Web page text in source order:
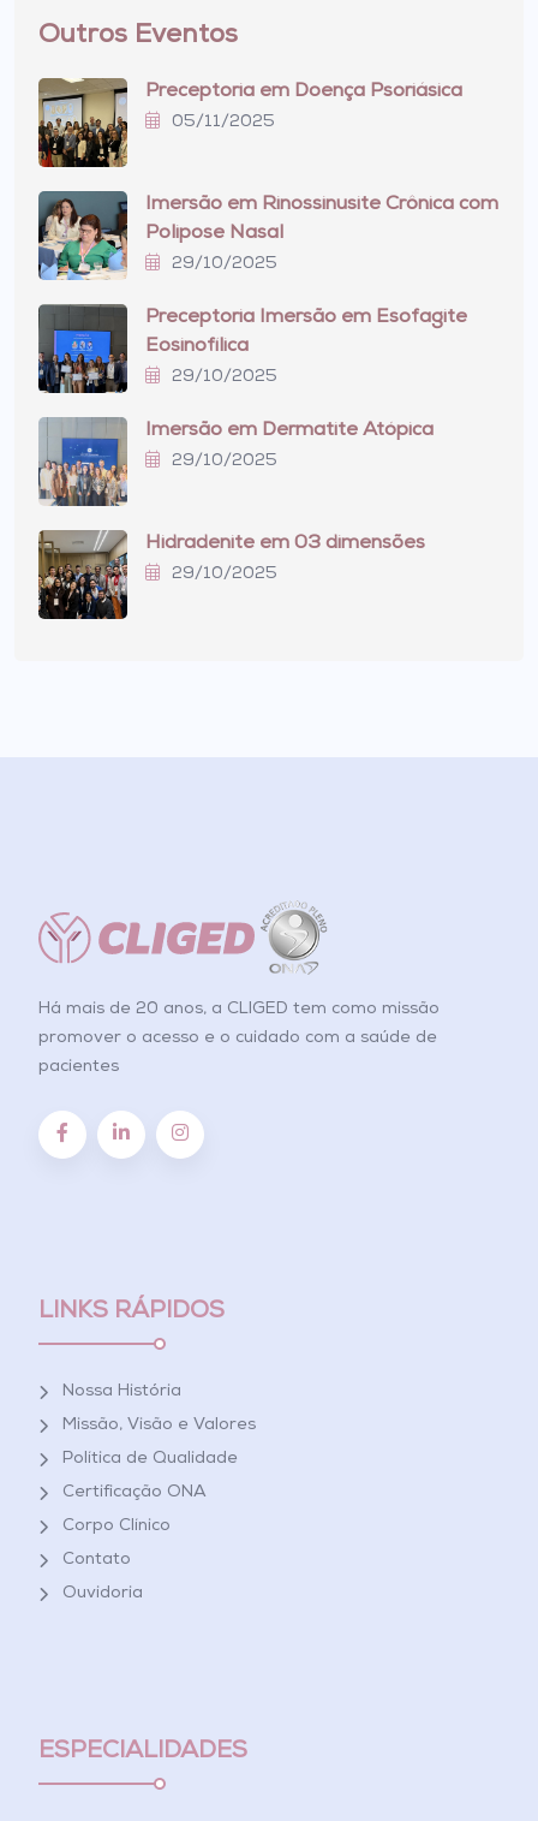
Outros Eventos
Preceptoria em Doença Psoriásica
05/11/2025
Imersão em Rinossinusite Crônica com
Polipose Nasal
29/10/2025
Preceptoria Imersão em Esofagite
Eosinofílica
29/10/2025
Imersão em Dermatite Atópica
29/10/2025
Hidradenite em 03 dimensões
29/10/2025
Há mais de 20 anos, a CLIGED tem como missão
promover o acesso e o cuidado com a saúde de
pacientes
LINKS RÁPIDOS
Nossa História
Missão, Visão e Valores
Política de Qualidade
Certificação ONA
Corpo Clínico
Contato
Ouvidoria
ESPECIALIDADES